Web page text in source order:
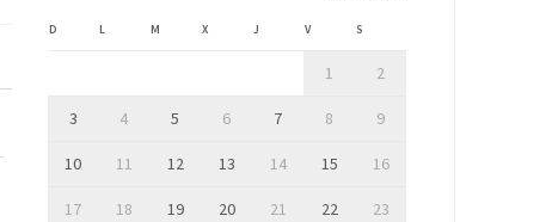
D L M X J V S
1 2
3 4 5 6 7 8 9
10 11 12 13 14 15 16
17 18 19 20 21 22 23